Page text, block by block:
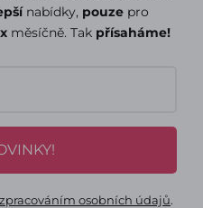
nabídky, pouze pro
měsíčně. Tak přísaháme!
zpracováním osobních údajů.